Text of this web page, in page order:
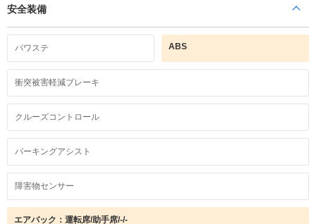
安全装備
パワステ ABS
衝突被害軽減ブレーキ
クルーズコントロール
パーキングアシスト
障害物センサー
エアバック：運転席/助手席/-/-